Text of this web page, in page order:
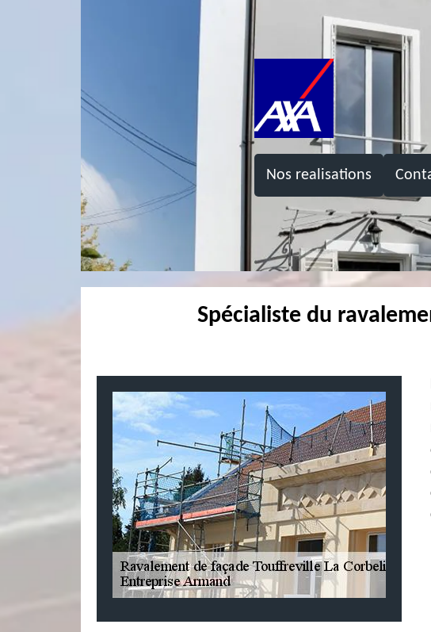
Nos realisations
Spécialiste du